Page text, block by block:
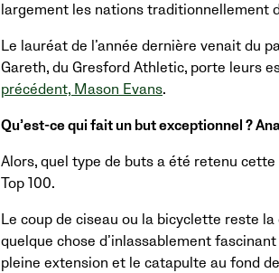
largement les nations traditionnellement
Le lauréat de l’année dernière venait du
Gareth, du Gresford Athletic, porte leurs
précédent, Mason Evans.
Qu’est-ce qui fait un but exceptionnel ?
Alors, quel type de buts a été retenu
Top 100.
Le coup de ciseau ou la bicyclette reste
quelque chose d’inlassablement
pleine extension et le catapulte au fond